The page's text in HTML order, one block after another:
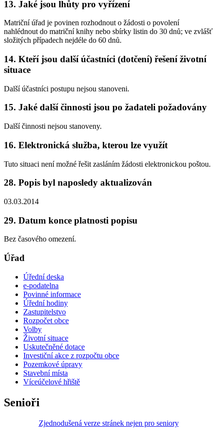
13. Jaké jsou lhůty pro vyřízení
Matriční úřad je povinen rozhodnout o žádosti o povolení
nahlédnout do matriční knihy nebo sbírky listin do 30 dnů; ve zvlášť
složitých případech nejdéle do 60 dnů.
14. Kteří jsou další účastníci (dotčení) řešení životní
situace
Další účastníci postupu nejsou stanoveni.
15. Jaké další činnosti jsou po žadateli požadovány
Další činnosti nejsou stanoveny.
16. Elektronická služba, kterou lze využít
Tuto situaci není možné řešit zasláním žádosti elektronickou poštou.
28. Popis byl naposledy aktualizován
03.03.2014
29. Datum konce platnosti popisu
Bez časového omezení.
Úřad
Úřední deska
e-podatelna
Povinné informace
Úřední hodiny
Zastupitelstvo
Rozpočet obce
Volby
Životní situace
Uskutečněné dotace
Investiční akce z rozpočtu obce
Pozemkové úpravy
Stavební místa
Víceúčelové hřiště
Senioři
Zjednodušená verze stránek nejen pro seniory